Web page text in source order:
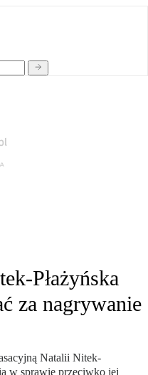
Płażyńska
za nagrywanie
Natalii Nitek-
w sprawie przeciwko jej